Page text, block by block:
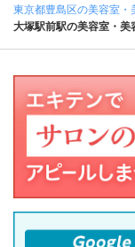
東京都豊島区の美容室・
大塚駅前駅の美容室・美